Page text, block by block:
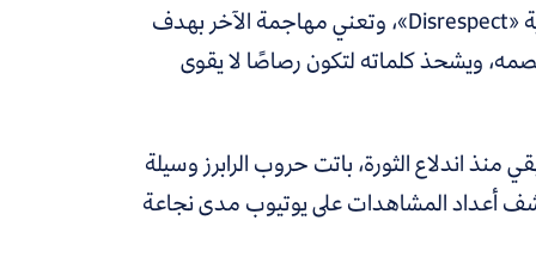
يكون ذلك عن طريق «الكلاش» أو «الدِّس» (مأخوذة من الكلمة الإنجليزية «Disrespect»، وتعني مهاجمة الآخر بهدف
ويشحذ كلماته لتكون رصاصًا لا يقوى
اندلاع الثورة، باتت حروب الرابرز وسيلة
أعداد المشاهدات على يوتيوب مدى نجاعة